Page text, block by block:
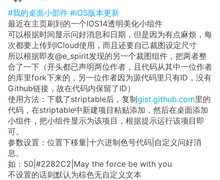
#我的桌面小部件 #iOS版本更新
最近在主页刷到的一个IOS14透明美化小组件
可以根据时间显示问好消息和日期，但是因为有点麻烦，每
次都要上传到ICloud使用，而且还要自己裁图设定尺寸
所以根据即友@e_spirit发现的另一个裁图组件，把两者整
合了一下（开头都已声明两位作者，且代码从其中一位作者
的库里fork下来的，另一位作者因为源代码里只有ID，没有
Github链接，故在代码内保留了ID）
使用方法：下载了striptable后，复制gist.github.com里的
代码，在striptable中新建项目粘贴添加，然后在桌面添加
小组件，把小组件显示为该项目，根据提示运行该项目即
可。
参数设置：位置下移量|十六进制色号代码|自定义问好消
息。
如：50|#2282C2|May the force be with you
不设置的话则默认为棕色无自定义文本